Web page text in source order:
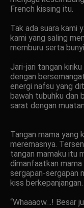
French kissing itu.
Tak ada suara kami
kami yang saling
memburu serta
Jari-jari tangan
dengan
energi nafsu yang
bawah tubuhku dan
sarat dengan
Tangan mama yang
meremasnya.
tangan mamaku itu
dimanfaatkan
sergapan-sergapan
kiss berkepanjangan…
“Whaaaow…! Besar